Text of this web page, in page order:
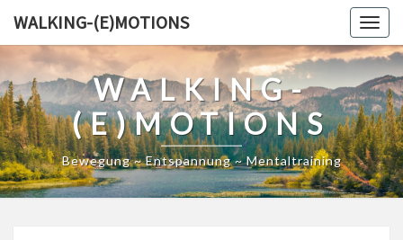
content
WALKING-(E)MOTIONS
WALKING-
(E)MOTIONS
Bewegung ~ Entspannung ~ Mentaltraining